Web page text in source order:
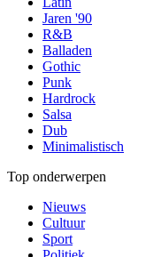
Jaren '90
R&B
Balladen
Gothic
Punk
Hardrock
Salsa
Dub
Minimalistisch
Top onderwerpen
Nieuws
Cultuur
Sport